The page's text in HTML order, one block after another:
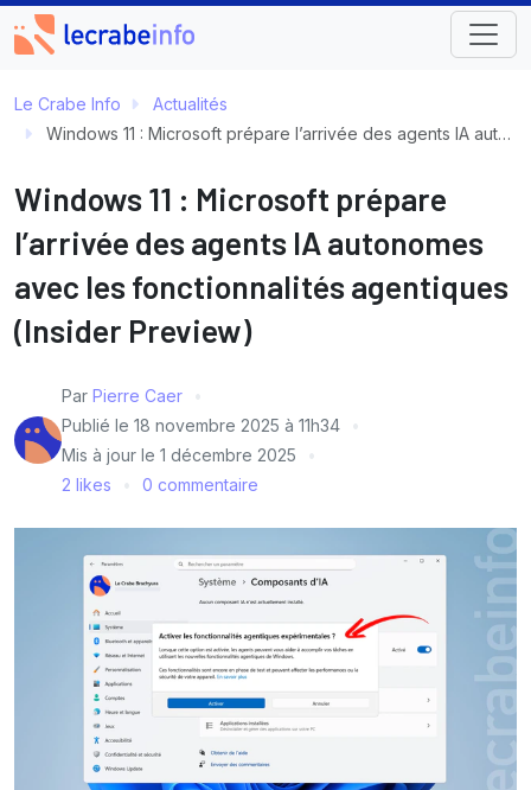
Le Crabe Info
Actualités
Windows 11 : Microsoft prépare l’arrivée des agents IA autonomes avec les fonctionnalités agentiques (Insider Preview)
Windows 11 : Microsoft prépare
l’arrivée des agents IA autonomes
avec les fonctionnalités agentiques
(Insider Preview)
Par Pierre Caer
Publié le 18 novembre 2025 à 11h34
Mis à jour le 1 décembre 2025
2 likes
0 commentaire